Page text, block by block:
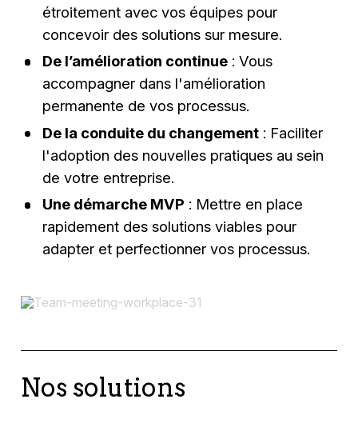
étroitement avec vos équipes pour
concevoir des solutions sur mesure.
De l’amélioration continue: Vous
accompagner dans l'amélioration
permanente de vos processus.
De la conduite du changement: Faciliter
l'adoption des nouvelles pratiques au sein
de votre entreprise.
Une démarche MVP : Mettre en place
rapidement des solutions viables pour
adapter et perfectionner vos processus.
Nos solutions